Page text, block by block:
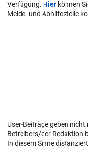
Verfügung. Hier können
Melde- und Abhilfestelle
User-Beiträge geben
Betreibers/der Redaktion
In diesem Sinne